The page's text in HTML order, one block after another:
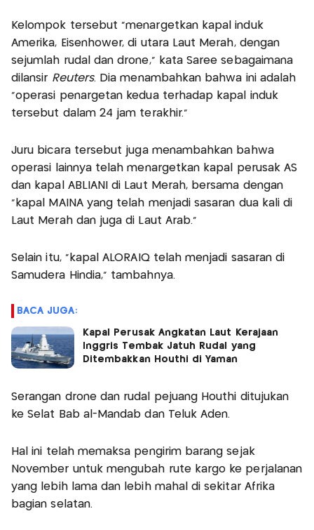
Kelompok tersebut “menargetkan kapal induk
Amerika, Eisenhower, di utara Laut Merah, dengan
sejumlah rudal dan drone,” kata Saree sebagaimana
dilansir Reuters. Dia menambahkan bahwa ini adalah
“operasi penargetan kedua terhadap kapal induk
tersebut dalam 24 jam terakhir.”
Juru bicara tersebut juga menambahkan bahwa
operasi lainnya telah menargetkan kapal perusak AS
dan kapal ABLIANI di Laut Merah, bersama dengan
“kapal MAINA yang telah menjadi sasaran dua kali di
Laut Merah dan juga di Laut Arab.”
Selain itu, “kapal ALORAIQ telah menjadi sasaran di
Samudera Hindia,” tambahnya.
BACA JUGA:
Kapal Perusak Angkatan Laut Kerajaan
Inggris Tembak Jatuh Rudal yang
Ditembakkan Houthi di Yaman
Serangan drone dan rudal pejuang Houthi ditujukan
ke Selat Bab al-Mandab dan Teluk Aden.
Hal ini telah memaksa pengirim barang sejak
November untuk mengubah rute kargo ke perjalanan
yang lebih lama dan lebih mahal di sekitar Afrika
bagian selatan.